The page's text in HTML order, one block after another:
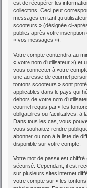
est de récupérer les
collectons. Ceci peut
messages en tant
scooteurs » (désignée ci-
publiez après votre
« vos messages »).
Votre compte contiendra au
« votre nom d’utilisateur ») et
vous connecter à votre
une adresse de courriel
tontons scooteurs » sont
applicables dans le pays qui
dehors de votre nom
courriel requis par « les
obligatoires ou facultatives, à
Dans tous les cas, vous
vous souhaitez rendre
abonner ou non à la liste de
disponible sur votre compte.
Votre mot de passe est chiffré
sécurisé. Cependant, il est
sur plusieurs sites internet
votre compte sur « les